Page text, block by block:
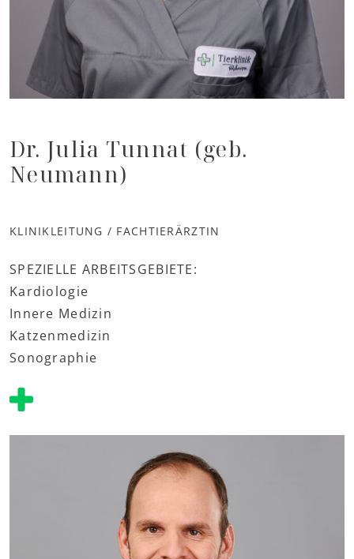
Dr. Julia Tunnat (geb.
Neumann)
KLINIKLEITUNG / FACHTIERÄRZTIN
SPEZIELLE ARBEITSGEBIETE:
Kardiologie
Innere Medizin
Katzenmedizin
Sonographie